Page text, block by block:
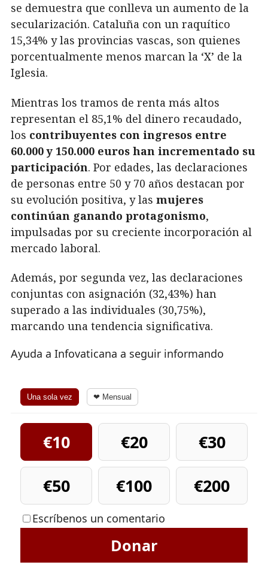
se demuestra que conlleva un aumento de la
secularización. Cataluña con un raquítico
15,34% y las provincias vascas, son quienes
porcentualmente menos marcan la ‘X’ de la
Iglesia.
Mientras los tramos de renta más altos
representan el 85,1% del dinero recaudado,
los contribuyentes con ingresos entre
60.000 y 150.000 euros han incrementado su
participación. Por edades, las declaraciones
de personas entre 50 y 70 años destacan por
su evolución positiva, y las mujeres
continúan ganando protagonismo,
impulsadas por su creciente incorporación al
mercado laboral.
Además, por segunda vez, las declaraciones
conjuntas con asignación (32,43%) han
superado a las individuales (30,75%),
marcando una tendencia significativa.
Ayuda a Infovaticana a seguir informando
Una sola vez ❤ Mensual
€10 €20
€30
€50
€100 €200
Escríbenos un comentario
Donar